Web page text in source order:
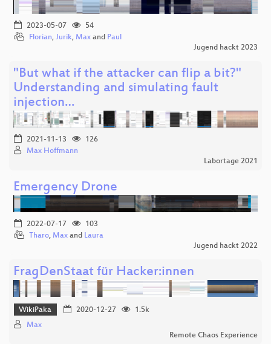
2023-05-07
54
Florian, Jurik, Max and Paul
Jugend hackt 2023
"But what if the attacker can flip a bit?"
Understanding and simulating fault
injection…
2021-11-13
126
Max Hoffmann
Labortage 2021
Emergency Drone
2022-07-17
103
Tharo, Max and Laura
Jugend hackt 2022
FragDenStaat für Hacker:innen
WikiPaka 2020-12-27
1.5k
Max
Remote Chaos Experience